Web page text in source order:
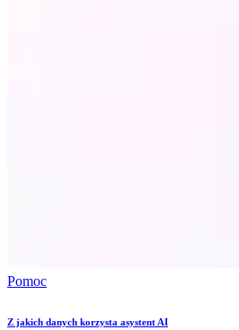
Pomoc
Z jakich danych korzysta asystent AI